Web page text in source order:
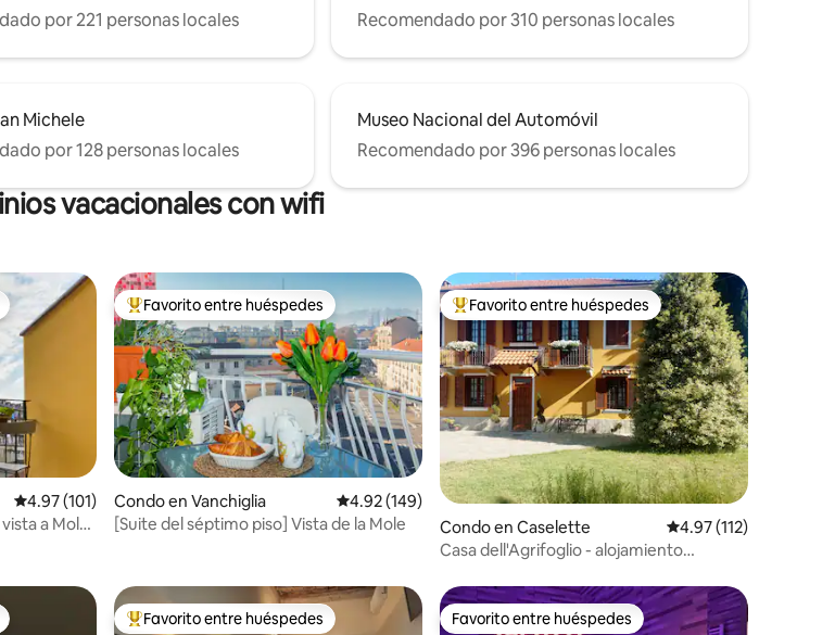
por 221 personas locales
Recomendado por 310 personas locales
Michele
por 128 personas locales
Museo Nacional del Automóvil
Recomendado por 396 personas locales
vacacionales con wifi
Calificación promedio: 4.97 de 5, 101 reseñas
4.97 (101)
a Mole,
Favorito entre huéspedes preferido
Favorito entre huéspedes
Condo en Vanchiglia Calificación promedio: 4.92 de 5, 149 reseñas
4.92 (149)
[Suite del séptimo piso] Vista de la Mole
Favorito entre huéspedes preferido
Favorito entre huéspedes
Condo en Caselette Calificación promedio:
4.97 (112)
Casa dell'Agrifoglio - alojamiento
Favorito entre huéspedes preferido
Favorito entre huéspedes Favorito entre huéspedes
Favorito entre huéspedes